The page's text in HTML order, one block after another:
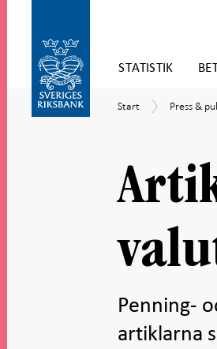
direkt
innehåll
STATISTIK
till
Start
Start
Press
Press &
Penning-
artiklarna